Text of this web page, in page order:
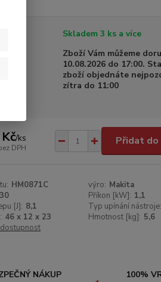
Skladem 3 ks a více
Zboží Vám můžeme
10.08.2026 do 17:00.
zboží objednáte
zítra do 11:00
/ks
DPH
Přidat do
HM0871C výro: Makita
Příkon [kW]: 1,1
[J]: 8,1 Typ upínání nástroje:
46 x 12 x 23 Hmotnost [kg]: 5,6
NÁKUP
100%